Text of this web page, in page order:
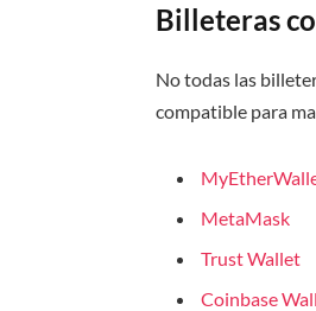
Billeteras
No todas las
compatible para
MetaMask
Trust Wallet
Coinbase